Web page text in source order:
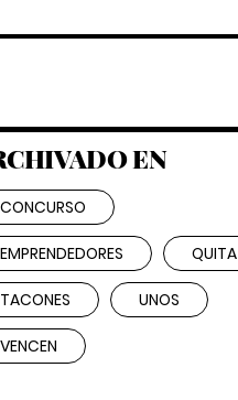
EN
CONCURSO
EMPRENDEDORES QUITA
TACONES UNOS
VENCEN